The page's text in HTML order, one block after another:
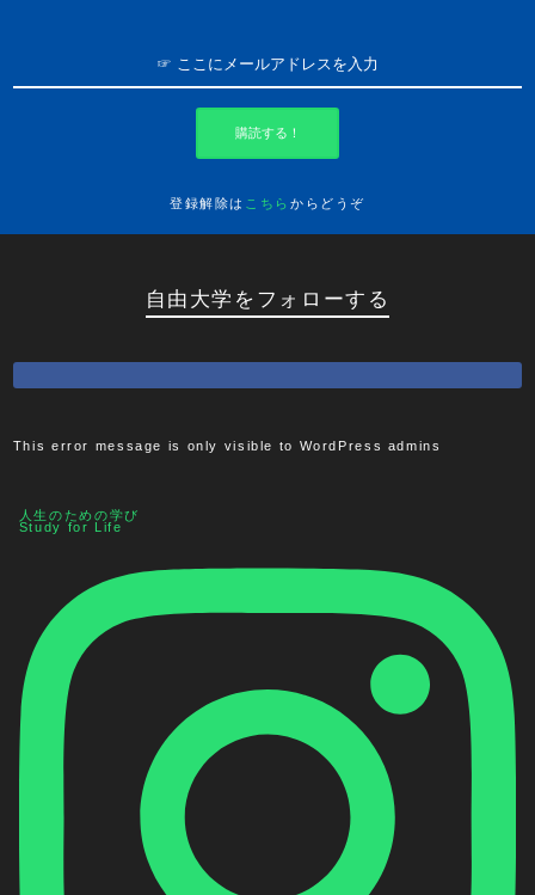
購読する！
登録解除は こちら からどうぞ
自由大学をフォローする
This error message is only visible to WordPress admins
人生のための学び
Study for Life